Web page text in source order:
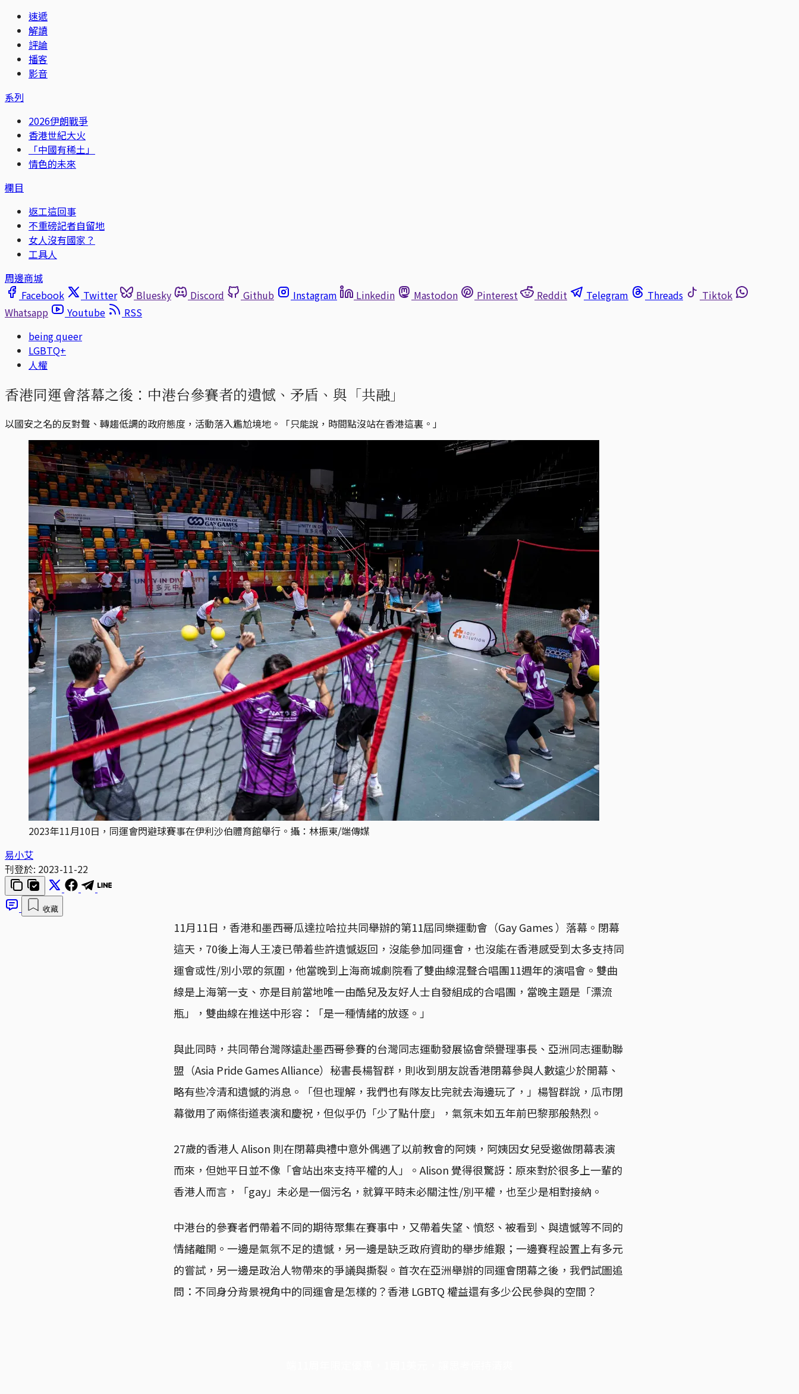
速遞
解讀
評論
播客
影音
系列
2026伊朗戰爭
香港世紀大火
「中國有稀土」
情色的未來
欄目
返工這回事
不重磅記者自留地
女人沒有國家？
工具人
周邊商城
Facebook
Twitter Bluesky Discord Github Instagram Linkedin Mastodon Pinterest Reddit Telegram Threads
Tiktok
Whatsapp
Youtube
RSS
being queer
LGBTQ+
人權
香港同運會落幕之後：中港台參賽者的遺憾、矛盾、與「共融」
以國安之名的反對聲、轉趨低調的政府態度，活動落入尷尬境地。「只能說，時間點沒站在香港這裏。」
2023年11月10日，同運會閃避球賽事在伊利沙伯體育館舉行。攝：林振東/端傳媒
易小艾
刊登於: 2023-11-22
收藏
11月11日，香港和墨西哥瓜達拉哈拉共同舉辦的第11屆同樂運動會（Gay Games ）落幕。閉幕
這天，70後上海人王凌已帶着些許遺憾返回，沒能參加同運會，也沒能在香港感受到太多支持同
運會或性/別小眾的氛圍，他當晚到上海商城劇院看了雙曲線混聲合唱團11週年的演唱會。雙曲
線是上海第一支、亦是目前當地唯一由酷兒及友好人士自發組成的合唱團，當晚主題是「漂流
瓶」，雙曲線在推送中形容：「是一種情緒的放逐。」
與此同時，共同帶台灣隊遠赴墨西哥參賽的台灣同志運動發展協會榮譽理事長、亞洲同志運動聯
盟（Asia Pride Games Alliance）秘書長楊智群，則收到朋友說香港閉幕參與人數遠少於開幕、
略有些冷清和遺憾的消息。「但也理解，我們也有隊友比完就去海邊玩了，」楊智群說，瓜市閉
幕徵用了兩條街道表演和慶祝，但似乎仍「少了點什麼」，氣氛未如五年前巴黎那般熱烈。
27歲的香港人 Alison 則在閉幕典禮中意外偶遇了以前教會的阿姨，阿姨因女兒受邀做閉幕表演
而來，但她平日並不像「會站出來支持平權的人」。Alison 覺得很驚訝：原來對於很多上一輩的
香港人而言，「gay」未必是一個污名，就算平時未必關注性/別平權，也至少是相對接納。
中港台的參賽者們帶着不同的期待聚集在賽事中，又帶着失望、憤怒、被看到、與遺憾等不同的
情緒離開。一邊是氣氛不足的遺憾，另一邊是缺乏政府資助的舉步維艱；一邊賽程設置上有多元
的嘗試，另一邊是政治人物帶來的爭議與撕裂。首次在亞洲舉辦的同運會閉幕之後，我們試圖追
問：不同身分背景視角中的同運會是怎樣的？香港 LGBTQ 權益還有多少公民參與的空間？